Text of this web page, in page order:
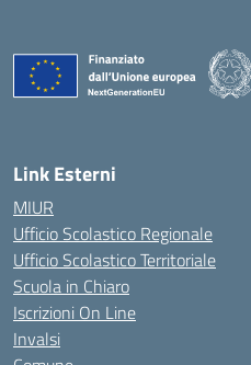
Link Esterni
MIUR
Ufficio Scolastico Regionale
Ufficio Scolastico Territoriale
Scuola in Chiaro
Iscrizioni On Line
Invalsi